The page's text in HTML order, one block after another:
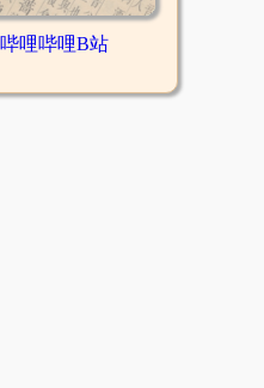
哔哩哔哩B站